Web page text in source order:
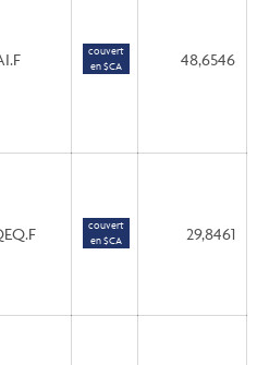
couvert
en $CA
48,6546
couvert
en $CA
29,8461